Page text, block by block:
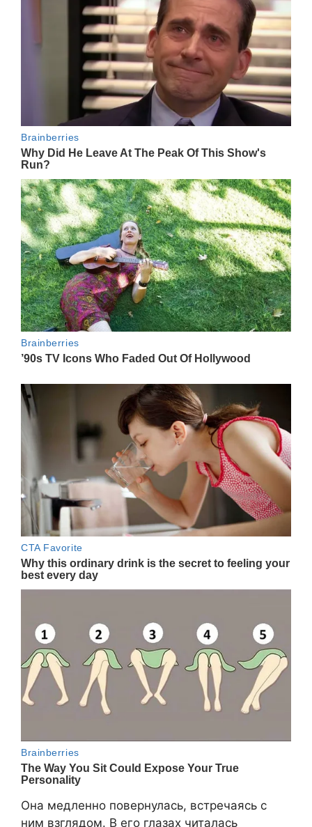
Она медленно повернулась, встречаясь с
ним взглядом. В его глазах читалась